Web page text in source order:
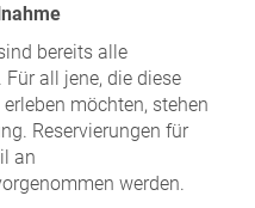
bereits alle
all jene, die diese
möchten, stehen
Reservierungen für
an
werden.